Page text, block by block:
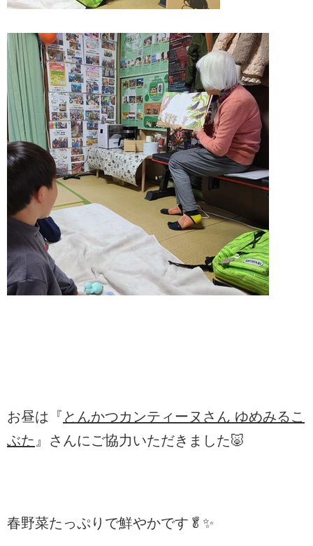
お昼は『 とんかつカンティーヌさん ゆめみるこ
ぶた 』さんにご協力いただきました🐷
春野菜たっぷりで鮮やかです🥬✨